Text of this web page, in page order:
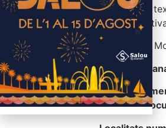
Més que un
és que
A càrrec de
Edat
Els infants
d’entrada i